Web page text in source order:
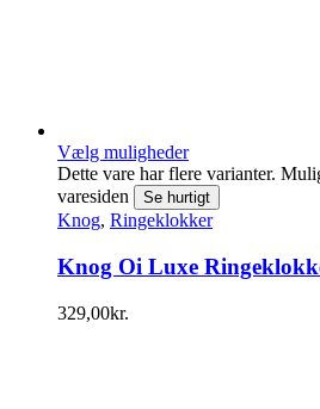
Vælg muligheder
Dette vare har flere varianter.
varesiden
Se hurtigt
Knog, Ringeklokker
Knog Oi Luxe
329,00kr.